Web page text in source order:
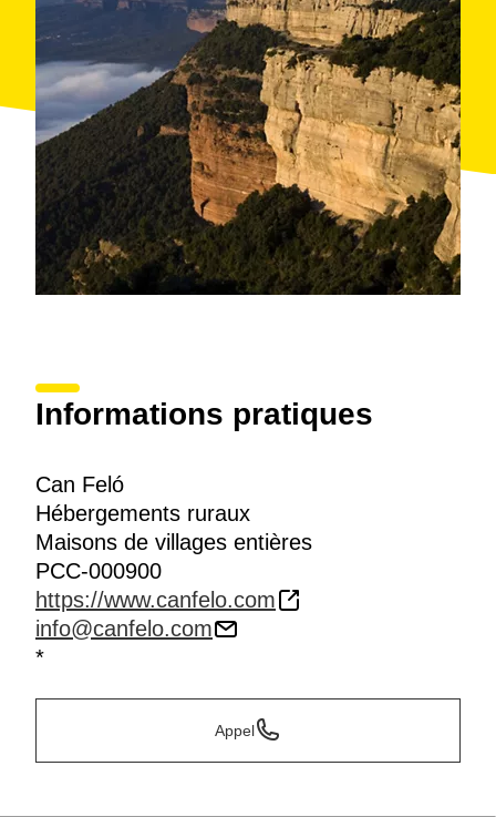
Informations pratiques
Can Feló
Hébergements ruraux
Maisons de villages entières
PCC-000900
https://www.canfelo.com
info@canfelo.com
*
Appel